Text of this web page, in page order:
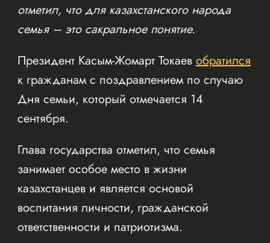
отметил, что для казахстанского народа
семья – это сакральное понятие.
Президент Касым-Жомарт Токаев обратился
к гражданам с поздравлением по случаю
Дня семьи, который отмечается 14
сентября.
Глава государства отметил, что семья
занимает особое место в жизни
казахстанцев и является основой
воспитания личности, гражданской
ответственности и патриотизма.